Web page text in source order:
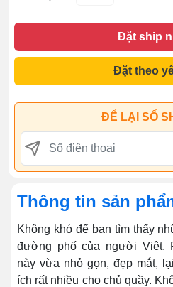
Đặt ship
Đặt theo
ĐỂ LẠI SỐ
Thông tin sản
Không khó để bạn tìm thấy
đường phố của người Việt.
này vừa nhỏ gọn, đẹp mắt,
ích rất nhiều cho chủ quầy.